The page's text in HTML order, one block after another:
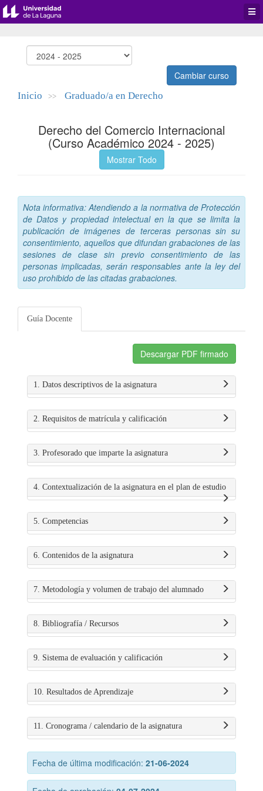
Cambiar curso
Inicio >> Graduado/a en Derecho
Derecho del Comercio Internacional
(Curso Académico 2024 - 2025)
Mostrar Todo
Nota informativa: Atendiendo a la normativa de Protección
de Datos y propiedad intelectual en la que se limita la
publicación de imágenes de terceras personas sin su
consentimiento, aquellos que difundan grabaciones de las
sesiones de clase sin previo consentimiento de las
personas implicadas, serán responsables ante la ley del
uso prohibido de las citadas grabaciones.
Guía Docente
Descargar PDF firmado
1. Datos descriptivos de la asignatura
2. Requisitos de matrícula y calificación
3. Profesorado que imparte la asignatura
4. Contextualización de la asignatura en el plan de estudio
5. Competencias
6. Contenidos de la asignatura
7. Metodología y volumen de trabajo del alumnado
8. Bibliografía / Recursos
9. Sistema de evaluación y calificación
10. Resultados de Aprendizaje
11. Cronograma / calendario de la asignatura
Fecha de última modificación: 21-06-2024